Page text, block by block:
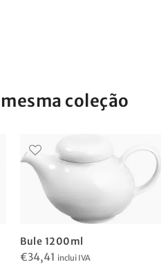
coleção
Bule 1200ml
€34,41 inclui IVA